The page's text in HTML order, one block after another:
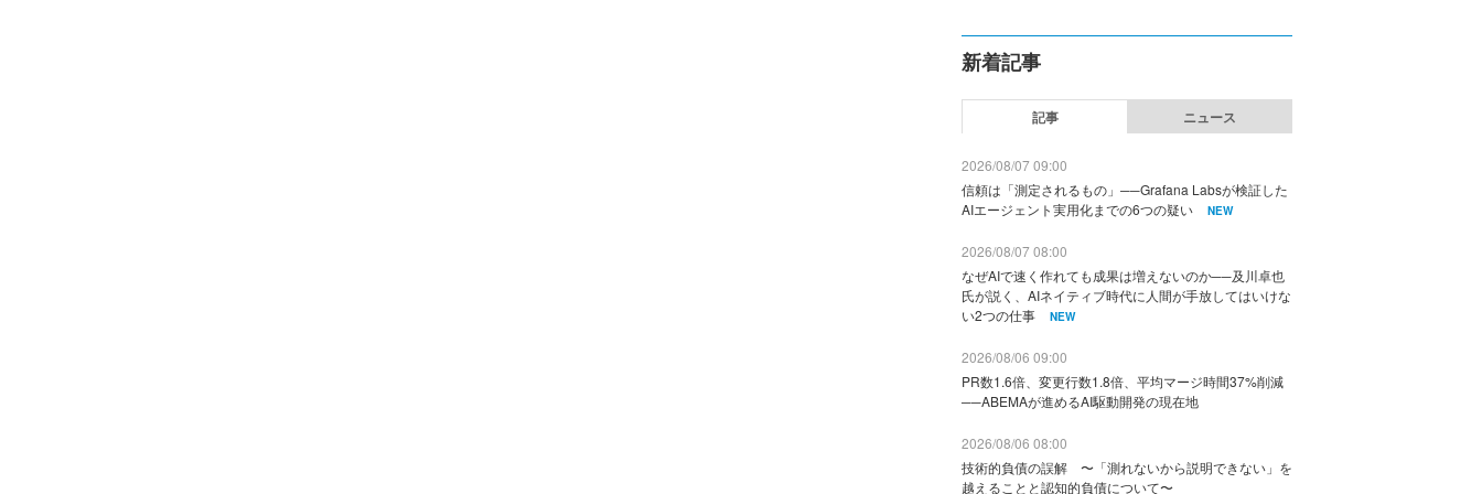
新着記事
記事 ニュース
2026/08/07 09:00
信頼は「測定されるもの」──Grafana Labsが検証した
AIエージェント実用化までの6つの疑い
NEW
2026/08/07 08:00
なぜAIで速く作れても成果は増えないのか──及川卓也
氏が説く、AIネイティブ時代に人間が手放してはいけな
い2つの仕事
NEW
2026/08/06 09:00
PR数1.6倍、変更行数1.8倍、平均マージ時間37%削減
──ABEMAが進めるAI駆動開発の現在地
2026/08/06 08:00
技術的負債の誤解 〜「測れないから説明できない」を
越えることと認知的負債について〜